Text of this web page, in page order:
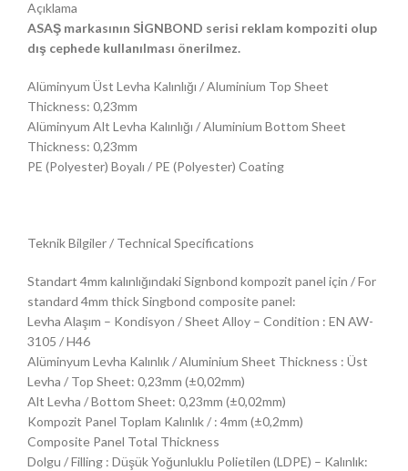
Açıklama
ASAŞ markasının SİGNBOND serisi reklam kompoziti olup
dış cephede kullanılması önerilmez.
Alüminyum Üst Levha Kalınlığı / Aluminium Top Sheet
Thickness: 0,23mm
Alüminyum Alt Levha Kalınlığı / Aluminium Bottom Sheet
Thickness: 0,23mm
PE (Polyester) Boyalı / PE (Polyester) Coating
Teknik Bilgiler / Technical Specifications
Standart 4mm kalınlığındaki Signbond kompozit panel için / For
standard 4mm thick Singbond composite panel:
Levha Alaşım – Kondisyon / Sheet Alloy – Condition : EN AW-
3105 / H46
Alüminyum Levha Kalınlık / Aluminium Sheet Thickness : Üst
Levha / Top Sheet: 0,23mm (±0,02mm)
Alt Levha / Bottom Sheet: 0,23mm (±0,02mm)
Kompozit Panel Toplam Kalınlık / : 4mm (±0,2mm)
Composite Panel Total Thickness
Dolgu / Filling : Düşük Yoğunluklu Polietilen (LDPE) – Kalınlık: